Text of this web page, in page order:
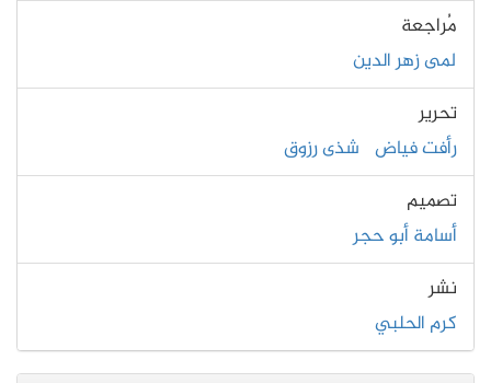
مُراجعة
لمى زهر الدين
تحرير
رأفت فياض شذى رزوق
تصميم
أسامة أبو حجر
نشر
كرم الحلبي